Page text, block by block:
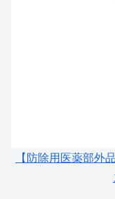
【防除用医薬部外